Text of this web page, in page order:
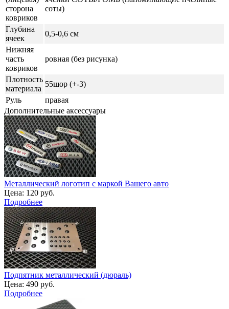
сторона
ковриков
соты)
Глубина
ячеек
0,5-0,6 см
Нижняя
часть
ковриков
ровная (без рисунка)
Плотность
материала
55шор (+-3)
Руль
правая
Дополнительные аксессуары
Металлический логотип с маркой Вашего авто
Цена: 120 руб.
Подробнее
Подпятник металлический (дюраль)
Цена: 490 руб.
Подробнее